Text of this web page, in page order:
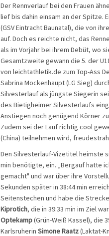
Der Rennverlauf bei den Frauen
lief bis dahin einsam an der Spitze.
(GSV Eintracht Baunatal), die von
auf. Doch es reichte nicht, das
als im Vorjahr bei ihrem Debüt, wo
Gesamtzweite gewann die 5. der
von leichtathletik.de zum Top-Ass
Sabrina Mockenhaupt (LG Sieg)
Silvesterlauf als jüngste Siegerin
des Bietigheimer Silvesterlaufs
Anstiegen noch genügend Körner
Zudem sei der Lauf richtig cool
(China) teilnehmen wird,
Den Silvesterlauf-Vizetitel heimste
min benötigte, ein. „Bergauf hatte
gemacht" und war über ihre
Sekunden später in 38:44 min
Seitenstechen und habe die
Kiprotich, die in 39:33 min im Ziel
Optekamp(Grün-Weiß Kassel), die
KarlsruherinSimone Raatz(Laktat-